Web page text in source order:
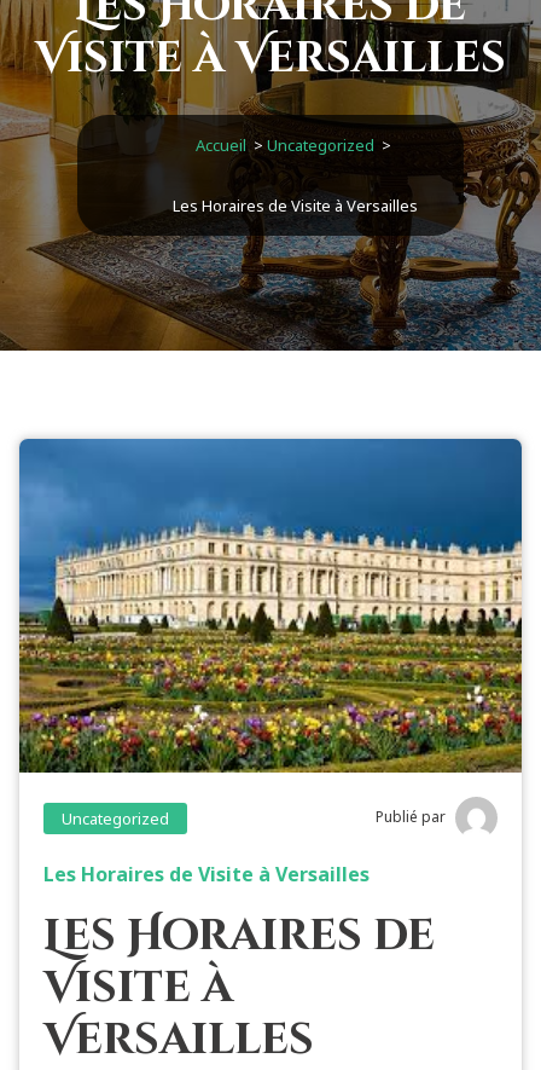
Visite à Versailles
Accueil> Uncategorized >
Les Horaires de Visite à Versailles
Uncategorized Publié par
Les Horaires de Visite à Versailles
Les Horaires de
Visite à
Versailles